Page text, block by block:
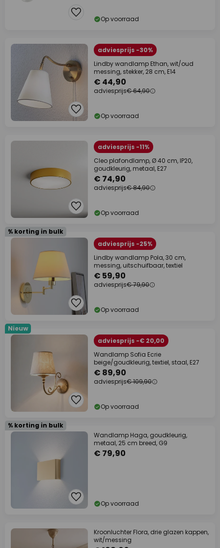
Op voorraad
adviesprijs -30%
Lindby wandlamp Ethan, wit/oud
messing, stekker, 28 cm, E14
€ 44,90
adviesprijs€ 64,90
Op voorraad
adviesprijs -11%
Cleo plafondlamp, Ø 40 cm, IP20,
goudkleurig, metaal, E27
€ 74,90
adviesprijs€ 84,90
Op voorraad
% korting in bulk
adviesprijs -25%
Lindby wandlamp Pola, 30 cm,
messing, uitschuifbaar, textiel
€ 59,90
adviesprijs€ 79,90
Op voorraad
Nieuw
adviesprijs -€ 20,00
Wandlamp Sofia Ecrie
beige/goudkleurig, textiel, staal, E27
€ 89,90
adviesprijs€ 109,90
Op voorraad
% korting in bulk
Wandlamp Haga, goudkleurig,
metaal, 25 cm breed, G9
€ 79,90
Op voorraad
Kroonluchter Flora, drie glazen kappen,
wit/messing